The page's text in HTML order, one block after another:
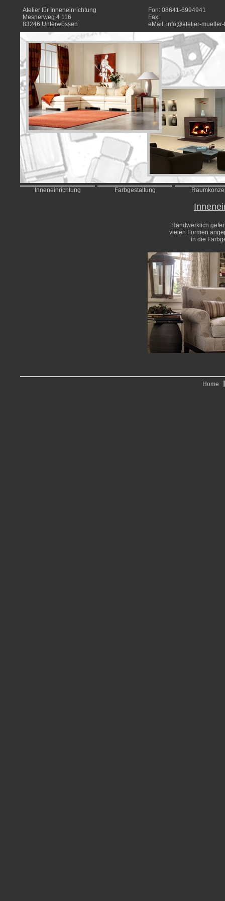
Atelier für Inneneinrichtung
Mesnerweg 4 116
83246 Unterwössen
Fon: 08641-6994941
Fax:
eMail: info@atelier-
Inneneinrichtung Farbgestaltung
Handwerklich
vielen Formen
in die
Home